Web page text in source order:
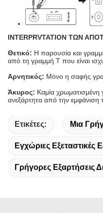
INTERPRVTATION ΤΩΝ
Θετικό: Η παρουσία και
από τη γραμμή Τ που είναι
Αρνητικός: Μόνο η σαφής
Άκυρος: Καμία χρωματισμένη
ανεξάρτητα από την εμφάνιση
Ετικέτες: Μια
Εγχώριες Εξεταστικές
Γρήγορες Εξαρτήσεις